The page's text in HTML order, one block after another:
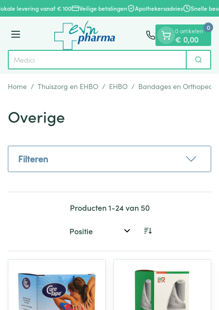
Ga naar de inhoud
1 van 1
levering vanaf € 100 Veilige betalingen Apothekersadvies Snelle
Menu
Product, merk, categorie...
Vin Zoek
0 artikelen
€ 0,00
0
Home / Thuiszorg en EHBO / EHBO / Bandages en
Overige
Filteren
Producten1-24van50
Sorteer op: